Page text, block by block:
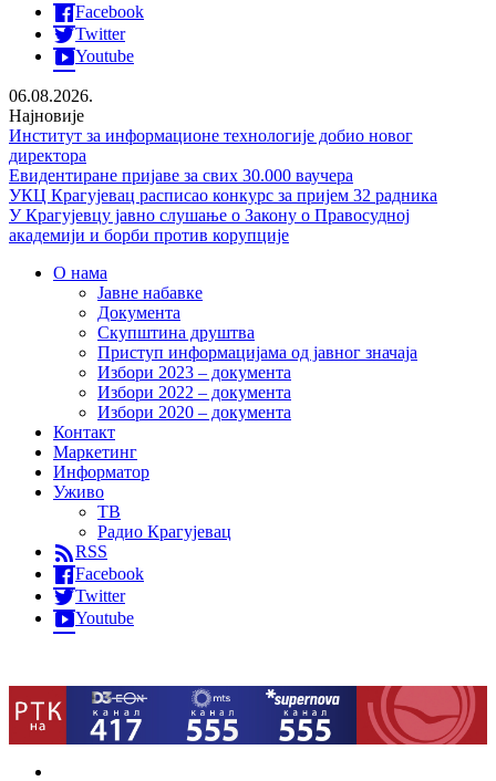
Facebook
Twitter
Youtube
06.08.2026.
Најновије
Институт за информационе технологије добио новог
директора
Евидентиране пријаве за свих 30.000 ваучера
УКЦ Крагујевац расписао конкурс за пријем 32 радника
У Крагујевцу јавно слушање о Закону о Правосудној
академији и борби против корупције
О нама
Јавне набавке
Документа
Скупштина друштва
Приступ информацијама од јавног значаја
Избори 2023 – документа
Избори 2022 – документа
Избори 2020 – документа
Контакт
Маркетинг
Информатор
Уживо
ТВ
Радио Крагујевац
RSS
Facebook
Twitter
Youtube